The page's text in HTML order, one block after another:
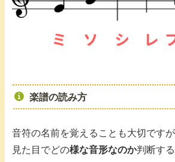
楽譜の読み方
音符の名前を覚えることも大切です
見た目でどの様な音形なのか判断す